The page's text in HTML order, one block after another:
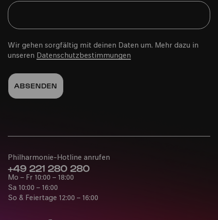
21.07.2023
20:00
Carmina Burana – 34. Kölner
Sommerfestival
Wir gehen sorgfältig mit deinen Daten um. Mehr dazu in
unseren Datenschutzbestimmungen
Philharmonie-Hotline anrufen
+49 221 280 280
Mo – Fr 10:00 – 18:00
Sa 10:00 – 16:00
So & Feiertage 12:00 – 16:00